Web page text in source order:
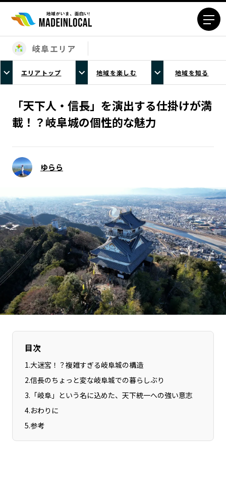
エリアから探す
北海道エリア
青森エリア
岩手エリア
宮城エリア
秋田エリア
山形エリア
福島エリア
茨城エリア
栃木エリア
群馬エリア
埼玉エリア
東京23区エリア
新潟エリア
富山エリア
石川エリア
福井エリア
山梨エリア
長野エリア
岐阜エリア
静岡エリア
愛知エリア
三重エリア
滋賀エリア
京都エリア
大阪市エリア
北摂エリア
堺・泉州エリア
河内エリア
兵庫エリア
奈良エリア
和歌山エリア
鳥取エリア
岡山エリア
広島エリア
山口エリア
徳島エリア
香川エリア
愛媛エリア
高知エリア
佐賀エリア
熊本エリア
大分エリア
岐阜エリア
エリアトップ 地域を楽しむ 地域を知る
「天下人・信長」を演出する仕掛けが満
載！？岐阜城の個性的な魅力
ゆらら
目次
1.大迷宮！？複雑すぎる岐阜城の構造
2.信長のちょっと変な岐阜城での暮らしぶり
3. 「岐阜」という名に込めた、天下統一への強い意志
4.おわりに
5.参考